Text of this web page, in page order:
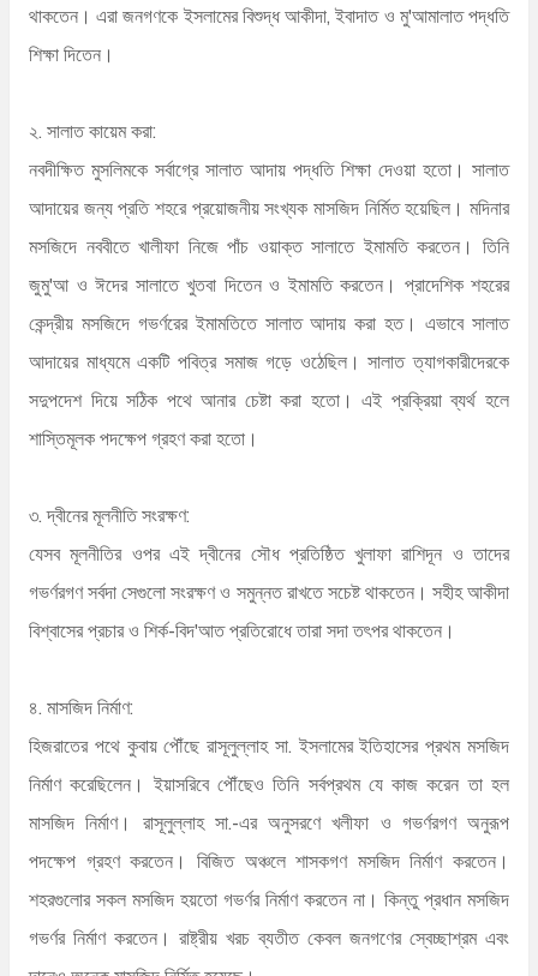
থাকতেন। এরা জনগণকে ইসলামের বিশুদ্ধ আকীদা, ইবাদাত ও মু'আমালাত পদ্ধতি
শিক্ষা দিতেন।
২. সালাত কায়েম করা:
নবদীক্ষিত মুসলিমকে সর্বাগ্রে সালাত আদায় পদ্ধতি শিক্ষা দেওয়া হতো। সালাত
আদায়ের জন্য প্রতি শহরে প্রয়োজনীয় সংখ্যক মাসজিদ নির্মিত হয়েছিল। মদিনার
মসজিদে নববীতে খালীফা নিজে পাঁচ ওয়াক্ত সালাতে ইমামতি করতেন। তিনি
জুমু'আ ও ঈদের সালাতে খুতবা দিতেন ও ইমামতি করতেন। প্রাদেশিক শহরের
কেন্দ্রীয় মসজিদে গভর্ণরের ইমামতিতে সালাত আদায় করা হত। এভাবে সালাত
আদায়ের মাধ্যমে একটি পবিত্র সমাজ গড়ে ওঠেছিল। সালাত ত্যাগকারীদেরকে
সদুপদেশ দিয়ে সঠিক পথে আনার চেষ্টা করা হতো। এই প্রক্রিয়া ব্যর্থ হলে
শাস্তিমূলক পদক্ষেপ গ্রহণ করা হতো।
৩. দ্বীনের মূলনীতি সংরক্ষণ:
যেসব মূলনীতির ওপর এই দ্বীনের সৌধ প্রতিষ্ঠিত খুলাফা রাশিদূন ও তাদের
গভর্ণরগণ সর্বদা সেগুলো সংরক্ষণ ও সমুন্নত রাখতে সচেষ্ট থাকতেন। সহীহ আকীদা
বিশ্বাসের প্রচার ও শির্ক-বিদ'আত প্রতিরোধে তারা সদা তৎপর থাকতেন।
৪. মাসজিদ নির্মাণ:
হিজরাতের পথে কুবায় পৌঁছে রাসূলুল্লাহ সা. ইসলামের ইতিহাসের প্রথম মসজিদ
নির্মাণ করেছিলেন। ইয়াসরিবে পৌঁছেও তিনি সর্বপ্রথম যে কাজ করেন তা হল
মাসজিদ নির্মাণ। রাসূলুল্লাহ সা.-এর অনুসরণে খলীফা ও গভর্ণরগণ অনুরূপ
পদক্ষেপ গ্রহণ করতেন। বিজিত অঞ্চলে শাসকগণ মসজিদ নির্মাণ করতেন।
শহরগুলোর সকল মসজিদ হয়তো গভর্ণর নির্মাণ করতেন না। কিন্তু প্রধান মসজিদ
গভর্ণর নির্মাণ করতেন। রাষ্ট্রীয় খরচ ব্যতীত কেবল জনগণের স্বেচ্ছাশ্রম এবং